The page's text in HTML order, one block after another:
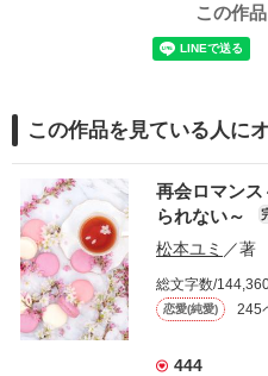
この作
この作品を見ている人に
再会ロマン
られない～
松本ユミ ／著
総文字数/
恋愛(純愛) 245
444